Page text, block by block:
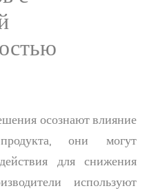
осознают влияние
продукта, они могут
для снижения
используют